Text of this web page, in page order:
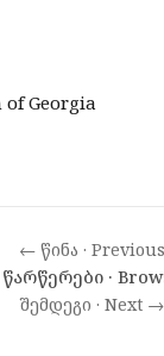
Georgia
← წინა · Previous
წარწერები ·
შემდეგი · Next →